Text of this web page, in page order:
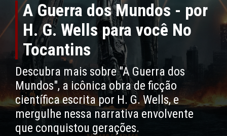
A Guerra dos Mundos - por
H. G. Wells para você No
Tocantins
Descubra mais sobre "A Guerra dos
Mundos", a icônica obra de ficção
científica escrita por H. G. Wells, e
mergulhe nessa narrativa envolvente
que conquistou gerações.